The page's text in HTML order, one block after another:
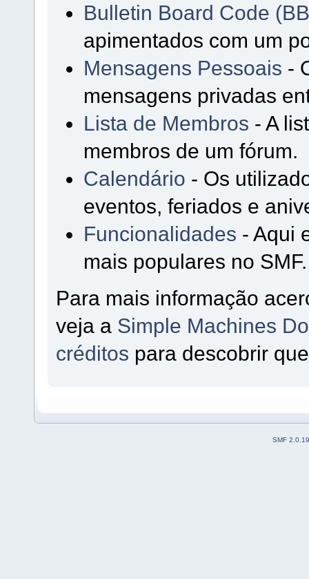
Bulletin Board Code
apimentados com um
Mensagens Pessoais -
mensagens privadas
Lista de Membros - A
membros de um fórum.
Calendário - Os
eventos, feriados e
Funcionalidades - Aqui
mais populares no SMF.
Para mais informação
veja a Simple Machines
créditos para descobrir
SMF 2.0.19